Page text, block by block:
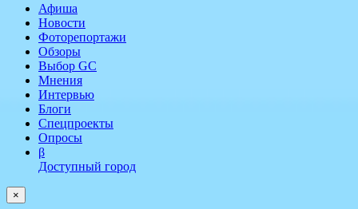
Афиша
Новости
Фоторепортажи
Обзоры
Выбор GC
Мнения
Интервью
Блоги
Спецпроекты
Опросы
β
Доступный город
×